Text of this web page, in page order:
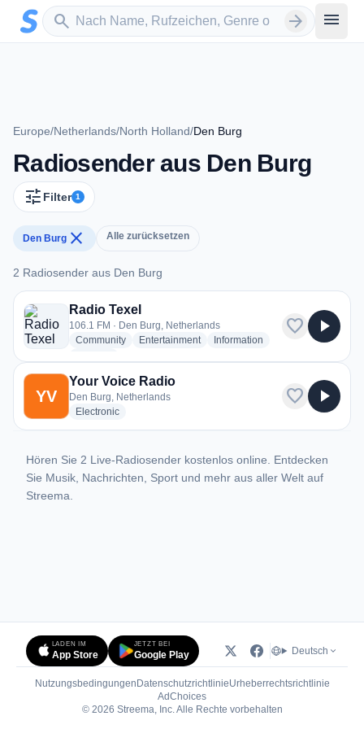
Zum Hauptinhalt springen
search
Sender suchen arrow_forward menu
Europe/Netherlands/North Holland/Den Burg
Radiosender aus Den Burg
tune Filter 1
Den Burg close Alle zurücksetzen
2 Radiosender aus Den Burg
2 Radiosender aus Den Burg
Radio Texel
106.1 FM · Den Burg, Netherlands
Communityradio stations
Entertainmentradio stations
Information radio stations
favorite play_arrow
YV
Your Voice Radio
Den Burg, Netherlands
Electronicradio stations
favorite play_arrow
Hören Sie 2 Live-Radiosender kostenlos online. Entdecken
Sie Musik, Nachrichten, Sport und mehr aus aller Welt auf
Streema.
LADEN IM
App Store
JETZT BEI
Google Play Deutsch
Nutzungsbedingungen DatenschutzrichtlinieUrheberrechtsrichtlinie
AdChoices(öffnet in neuem Tab)
© 2026 Streema, Inc. Alle Rechte vorbehalten